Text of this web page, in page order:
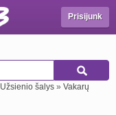
Prisijunk
Užsienio šalys » Vakarų